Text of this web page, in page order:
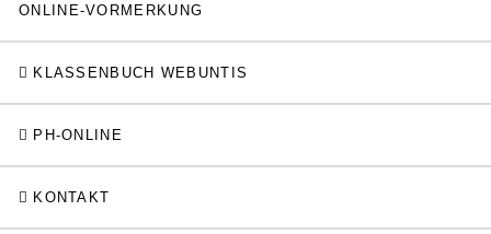
ONLINE-VORMERKUNG
KLASSENBUCH WEBUNTIS
PH-ONLINE
KONTAKT